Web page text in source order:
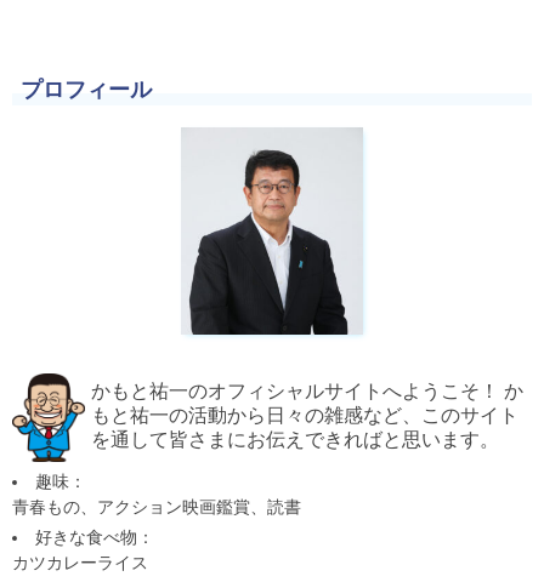
プロフィール
かもと祐一のオフィシャルサイトへようこそ！ か
もと祐一の活動から日々の雑感など、このサイト
を通して皆さまにお伝えできればと思います。
趣味：
青春もの、アクション映画鑑賞、読書
好きな食べ物：
カツカレーライス